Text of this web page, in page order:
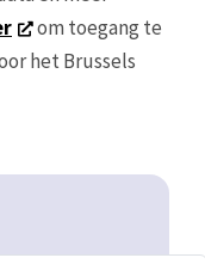
om toegang te
het Brussels